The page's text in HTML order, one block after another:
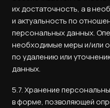
их достаточность, а в
и актуальность по
персональных данных.
необходимые меры и/или
по удалению или
данных.
5.7. Хранение
в форме, позволяющей